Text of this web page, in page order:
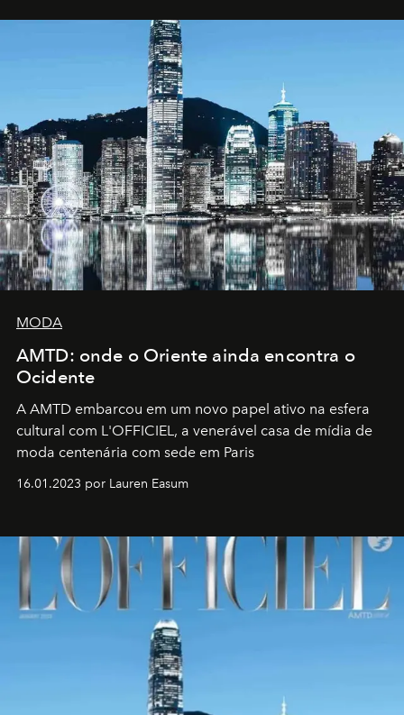
MODA
AMTD: onde o Oriente ainda encontra o
Ocidente
A AMTD embarcou em um novo papel ativo na esfera
cultural com L'OFFICIEL, a venerável casa de mídia de
moda centenária com sede em Paris
16.01.2023 por Lauren Easum